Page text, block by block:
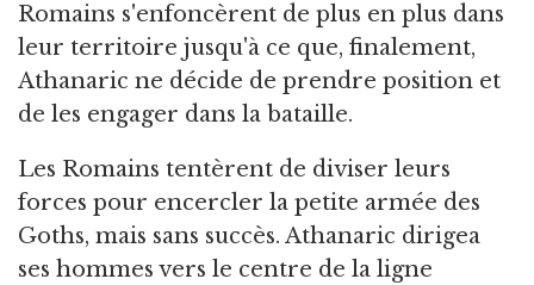
Romains s'enfoncèrent de plus en plus dans
leur territoire jusqu'à ce que, finalement,
Athanaric ne décide de prendre position et
de les engager dans la bataille.
Les Romains tentèrent de diviser leurs
forces pour encercler la petite armée des
Goths, mais sans succès. Athanaric dirigea
ses hommes vers le centre de la ligne